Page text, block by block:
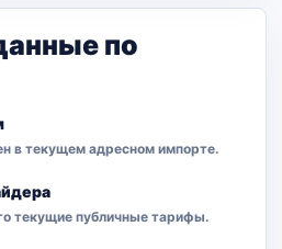
по
в текущем адресном импорте.
текущие публичные тарифы.